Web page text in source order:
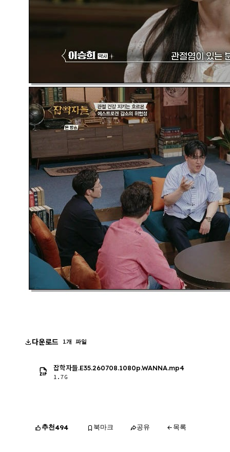
다운로드 1개 파일
잡학자들.E35.260708.1080p.WANNA.mp4
1.7G
추천494 북마크 공유 목록